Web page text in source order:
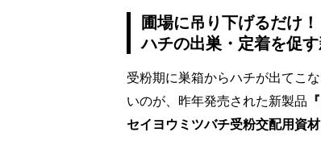
圃場に吊り下げるだけ！
ハチの出巣・定着を促
受粉期に巣箱からハチが出てこ
いのが、昨年発売された新製品
セイヨウミツバチ受粉交配用資材